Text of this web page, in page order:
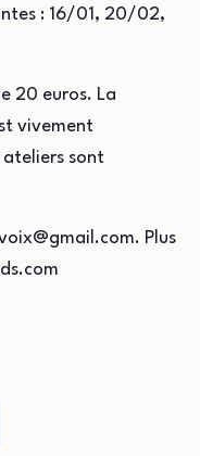
: 16/01, 20/02,
20 euros. La
vivement
ateliers sont
Plus